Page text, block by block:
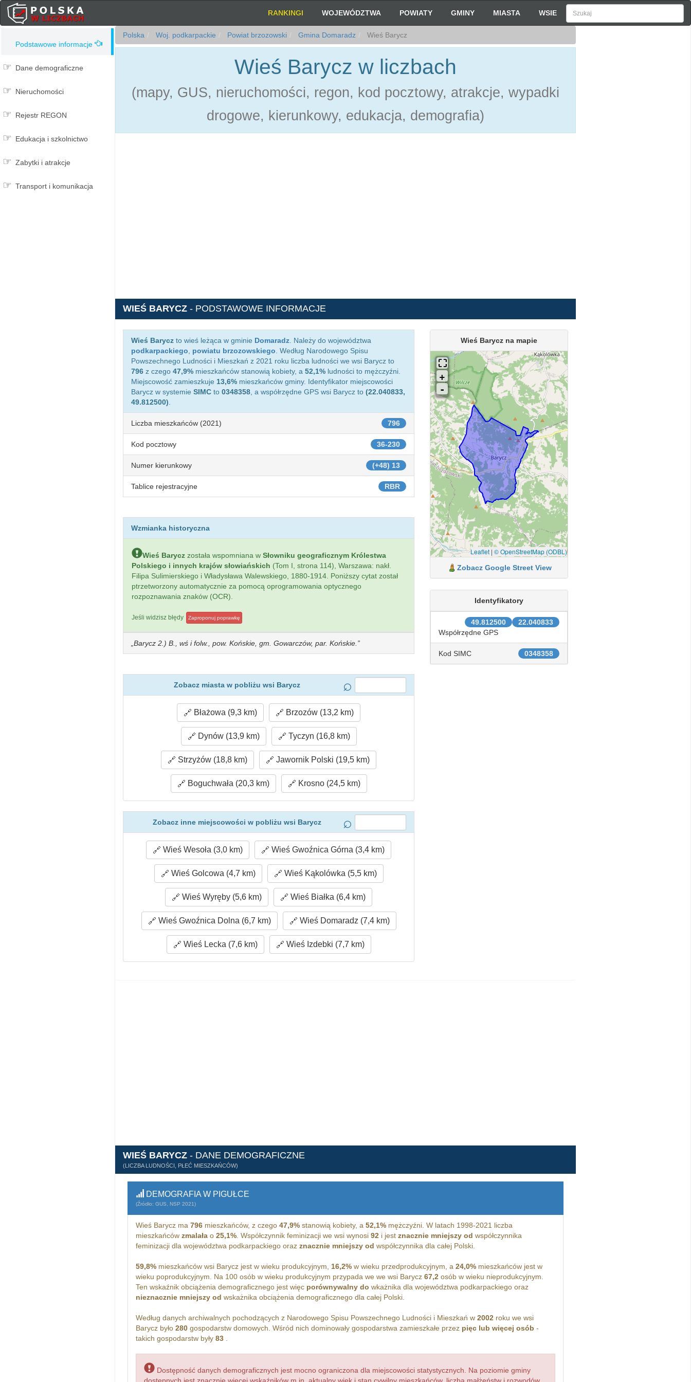
RANKINGI WOJEWÓDZTWA POWIATY GMINY MIASTA WSIE
Podstawowe informacje
Dane demograficzne
Nieruchomości
Rejestr REGON
Edukacja i szkolnictwo
Zabytki i atrakcje
Transport i komunikacja
Polska Woj. podkarpackie Powiat brzozowski Gmina Domaradz Wieś Barycz
Wieś Barycz w liczbach
(mapy, GUS, nieruchomości, regon, kod pocztowy, atrakcje, wypadki
drogowe, kierunkowy, edukacja, demografia)
WIEŚ BARYCZ - PODSTAWOWE INFORMACJE
Wieś Barycz to wieś leżąca w gminie Domaradz . Należy do województwa
podkarpackiego
powiatu brzozowskiego . Według Narodowego Spisu
Powszechnego Ludności i Mieszkań z 2021 roku liczba ludności we wsi Barycz to
796 z czego 47,9% mieszkańców stanowią kobiety, a 52,1% ludności to mężczyźni.
Miejscowość zamieszkuje 13,6% mieszkańców gminy. Identyfikator miejscowości
Barycz w systemie SIMC to 0348358 , a współrzędne GPS wsi Barycz to (22.040833,
49.812500)
796
Liczba mieszkańców (2021)
36-230
Kod pocztowy
(+48) 13
Numer kierunkowy
RBR
Tablice rejestracyjne
Wzmianka historyczna
Wieś Barycz została wspomniana w Słowniku geograficznym Królestwa
Polskiego i innych krajów słowiańskich (Tom I, strona 114), Warszawa: nakł.
Filipa Sulimierskiego i Władysława Walewskiego, 1880-1914. Poniższy cytat został
ptrzetworzony automatycznie za pomocą oprogramowania optycznego
rozpoznawania znaków (OCR).
Jeśli widzisz błędy Zaproponuj poprawkę
Barycz 2.) B., wś i folw., pow. Końskie, gm. Gowarczów, par. Końskie.
Zobacz miasta w pobliżu wsi Barycz
Błażowa (9,3 km) Brzozów (13,2 km)
Dynów (13,9 km) Tyczyn (16,8 km)
Strzyżów (18,8 km) Jawornik Polski (19,5 km)
Boguchwała (20,3 km) Krosno (24,5 km)
Zobacz inne miejscowości w pobliżu wsi Barycz
Wieś Wesoła (3,0 km) Wieś Gwoźnica Górna (3,4 km)
Wieś Golcowa (4,7 km) Wieś Kąkolówka (5,5 km)
Wieś Wyręby (5,6 km) Wieś Białka (6,4 km)
Wieś Gwoźnica Dolna (6,7 km) Wieś Domaradz (7,4 km)
Wieś Lecka (7,6 km) Wieś Izdebki (7,7 km)
Wieś Barycz na mapie
Leaflet| © OpenStreetMap (ODBL)
Zobacz Google Street View
Identyfikatory
22.040833
49.812500
Współrzędne GPS
0348358
Kod SIMC
WIEŚ BARYCZ - DANE DEMOGRAFICZNE
(LICZBA LUDNOŚCI, PŁEĆ MIESZKAŃCÓW)
DEMOGRAFIA W PIGUŁCE
(Źródło: GUS, NSP 2021)
Wieś Barycz ma 796mieszkańców, z czego 47,9%stanowią kobiety, a 52,1%mężczyźni. W latach 1998-2021 liczba
mieszkańców zmalałao 25,1%. Współczynnik feminizacji we wsi wynosi 92i jest znacznie mniejszy od współczynnika
feminizacji dla województwa podkarpackiego oraz znacznie mniejszy od współczynnika dla całej Polski.
59,8%mieszkańców wsi Barycz jest w wieku produkcyjnym, 16,2%w wieku przedprodukcyjnym, a 24,0%mieszkańców jest w
wieku poprodukcyjnym. Na 100 osób w wieku produkcyjnym przypada we we wsi Barycz 67,2osób w wieku nieprodukcyjnym.
Ten wskaźnik obciążenia demograficznego jest więc porównywalny do wkażnika dla województwa podkarpackiego oraz
nieznacznie mniejszy od wskażnika obciążenia demograficznego dla całej Polski.
Według danych archiwalnych pochodzących z Narodowego Spisu Powszechnego Ludności i Mieszkań w 2002roku we wsi
Barycz było 280gospodarstw domowych. Wśród nich dominowały gospodarstwa zamieszkałe przez pięc lub więcej osób -
takich gospodarstw były 83.
Dostępność danych demograficznych jest mocno ograniczona dla miejscowości statystycznych. Na poziomie gminy